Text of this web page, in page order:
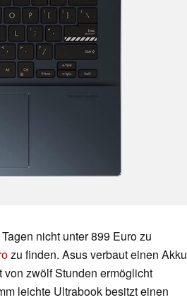
nicht unter 899 Euro zu
zu finden. Asus verbaut einen Akku
zwölf Stunden ermöglicht
leichte Ultrabook besitzt einen